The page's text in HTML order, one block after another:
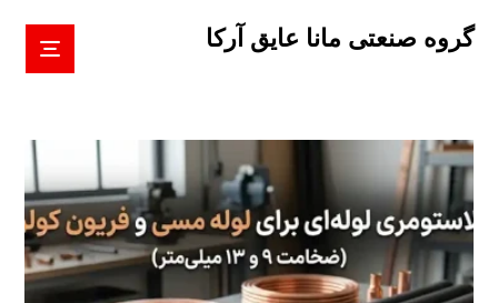
گروه صنعتی مانا عایق آرکا